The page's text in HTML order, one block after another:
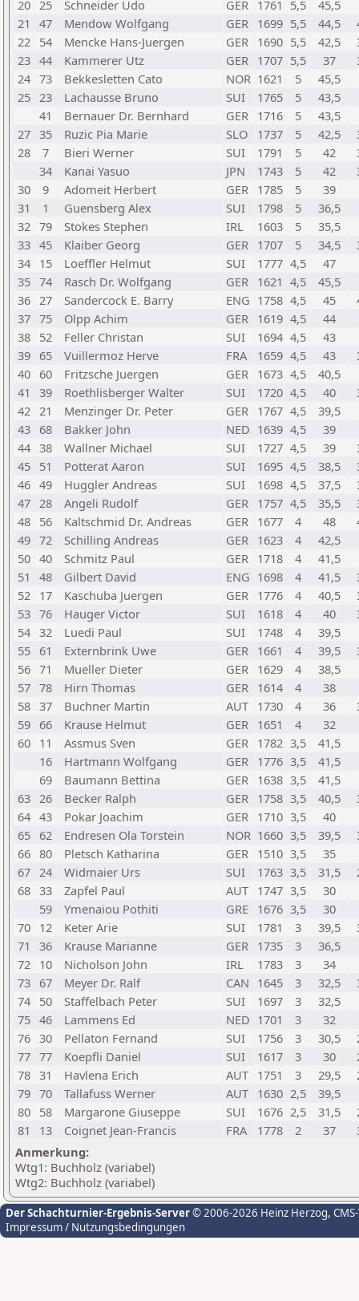
20 25 Schneider Udo GER 1761 5,5
45,5
21
47 Mendow Wolfgang GER 1699 5,5 44,5
22 54 Mencke Hans-Juergen GER 1690 5,5 42,5
23 44 Kammerer Utz GER 1707 5,5 37
24 73 Bekkesletten Cato NOR 1621 5
45,5
25 23 Lachausse Bruno SUI 1765 5
43,5
41
Bernauer Dr. Bernhard GER 1716 5
43,5
27 35 Ruzic Pia Marie SLO 1737 5 42,5
28
7 Bieri Werner SUI 1791 5 42
34
Kanai Yasuo JPN 1743 5 42
30
9 Adomeit Herbert GER 1785 5
39
31
1 Guensberg Alex SUI 1798 5
36,5
32 79 Stokes Stephen IRL 1603 5
35,5
33 45 Klaiber Georg GER 1707 5 34,5
34 15 Loeffler Helmut SUI 1777 4,5
47
35 74 Rasch Dr. Wolfgang GER 1621 4,5
45,5
36 27 Sandercock E. Barry ENG 1758 4,5 45
37 75 Olpp Achim GER 1619 4,5
44
38 52 Feller Christan SUI 1694 4,5
43
39 65 Vuillermoz Herve FRA 1659 4,5 43
40 60 Fritzsche Juergen GER 1673 4,5
40,5
41
39 Roethlisberger Walter SUI 1720 4,5 40
42 21 Menzinger Dr. Peter GER 1767 4,5
39,5
43 68 Bakker John NED 1639 4,5
39
44 38 Wallner Michael SUI 1727 4,5 39
45 51 Potterat Aaron SUI 1695 4,5 38,5
46 49 Huggler Andreas SUI 1698 4,5 37,5
47 28 Angeli Rudolf GER 1757 4,5 35,5
48 56 Kaltschmid Dr. Andreas GER 1677 4 48
49 72 Schilling Andreas GER 1623 4
42,5
50 40 Schmitz Paul GER 1718 4
41,5
51
48 Gilbert David ENG 1698 4 41,5
52 17 Kaschuba Juergen GER 1776 4 40,5
53 76 Hauger Victor SUI 1618 4 40
54 32 Luedi Paul SUI 1748 4
39,5
55 61 Externbrink Uwe GER 1661 4 39,5
56 71 Mueller Dieter GER 1629 4
38,5
57 78 Hirn Thomas GER 1614 4
38
58 37 Buchner Martin AUT 1730 4 36
59 66 Krause Helmut GER 1651 4
32
60 11 Assmus Sven GER 1782 3,5
41,5
16
Hartmann Wolfgang GER 1776 3,5
41,5
69
Baumann Bettina GER 1638 3,5
41,5
63 26 Becker Ralph GER 1758 3,5 40,5
64 43 Pokar Joachim GER 1710 3,5
40
65 62 Endresen Ola Torstein NOR 1660 3,5 39,5
66 80 Pletsch Katharina GER 1510 3,5
35
67 24 Widmaier Urs SUI 1763 3,5 31,5
68 33 Zapfel Paul AUT 1747 3,5
30
59
Ymenaiou Pothiti GRE 1676 3,5
30
70 12 Keter Arie SUI 1781 3 39,5
71
36 Krause Marianne GER 1735 3
36,5
72 10 Nicholson John IRL 1783 3
34
73 67 Meyer Dr. Ralf CAN 1645 3 32,5
74 50 Staffelbach Peter SUI 1697 3
32,5
75 46 Lammens Ed NED 1701 3
32
76 30 Pellaton Fernand SUI 1756 3 30,5
77 77 Koepfli Daniel SUI 1617 3 30
78 31 Havlena Erich AUT 1751 3 29,5
79 70 Tallafuss Werner AUT 1630 2,5
39,5
80 58 Margarone Giuseppe SUI 1676 2,5 31,5
81
13 Coignet Jean-Francis FRA 1778 2 37
Anmerkung:
Wtg1: Buchholz (variabel)
Wtg2: Buchholz (variabel)
Der Schachturnier-Ergebnis-Server© 2006-2026 Heinz Herzog,
Impressum / Nutzungsbedingungen